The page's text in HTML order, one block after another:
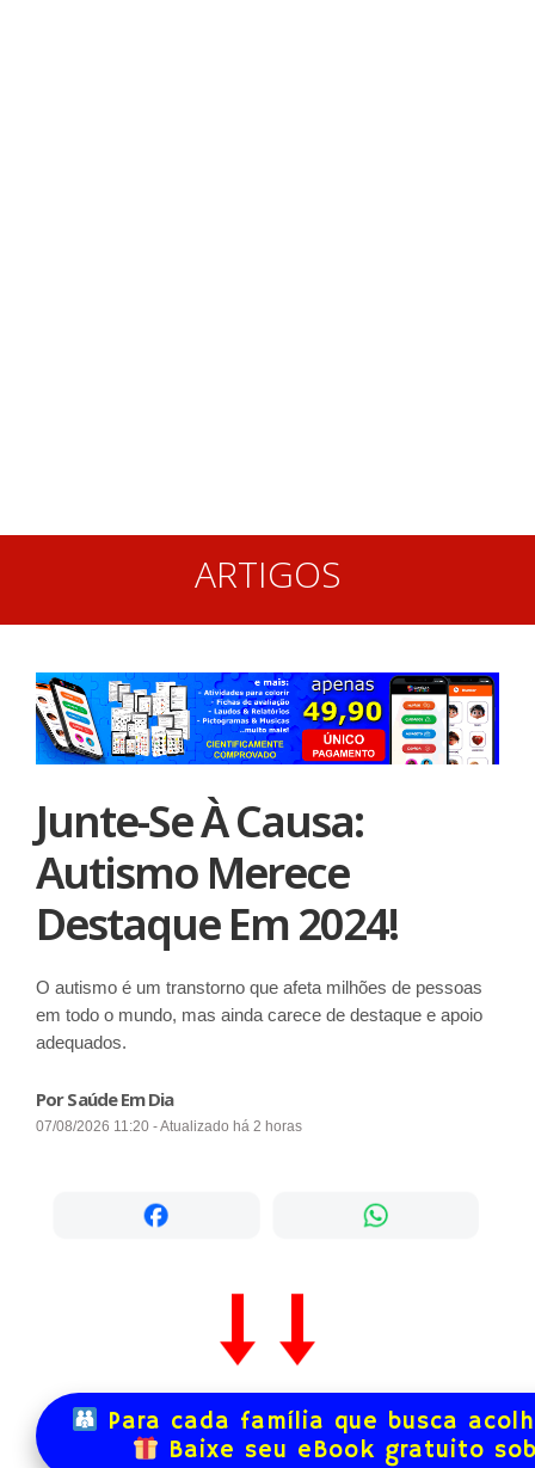
ARTIGOS
Junte-Se À Causa:
Autismo Merece
Destaque Em 2024!
O autismo é um transtorno que afeta milhões de pessoas
em todo o mundo, mas ainda carece de destaque e apoio
adequados.
Por Saúde Em Dia
07/08/2026 11:20 - Atualizado há 2 horas
Para cada família que busca
Baixe seu eBook gratuito